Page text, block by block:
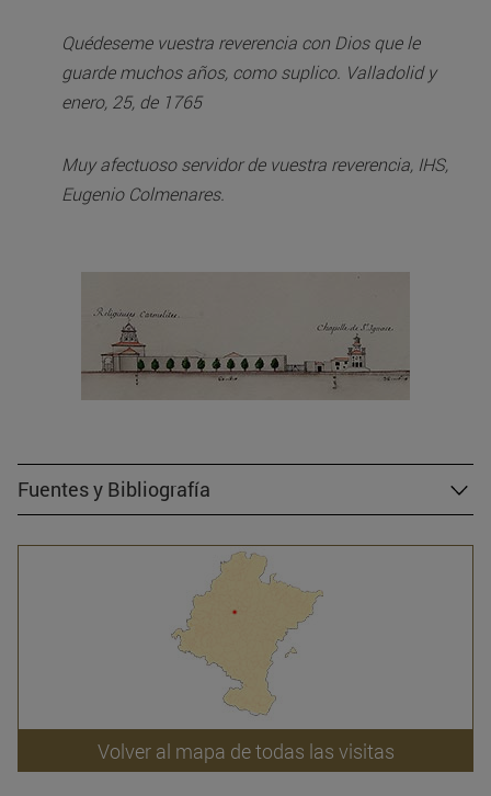
Quédeseme vuestra reverencia con Dios que le
guarde muchos años, como suplico. Valladolid y
enero, 25, de 1765
Muy afectuoso servidor de vuestra reverencia, IHS,
Eugenio Colmenares.
Fuentes y Bibliografía
Volver al mapa de todas las visitas